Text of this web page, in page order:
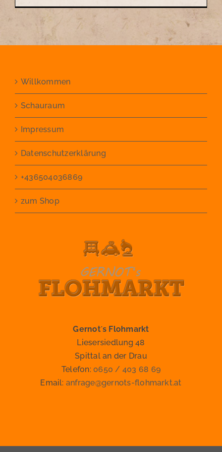
Willkommen
Schauraum
Impressum
Datenschutzerklärung
+436504036869
zum Shop
Gernot´s Flohmarkt
Liesersiedlung 48
Spittal an der Drau
Telefon: 0650 / 403 68 69
Email: anfrage@gernots-flohmarkt.at